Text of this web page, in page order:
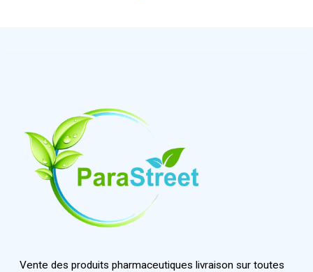
Vente des produits pharmaceutiques livraison sur toutes